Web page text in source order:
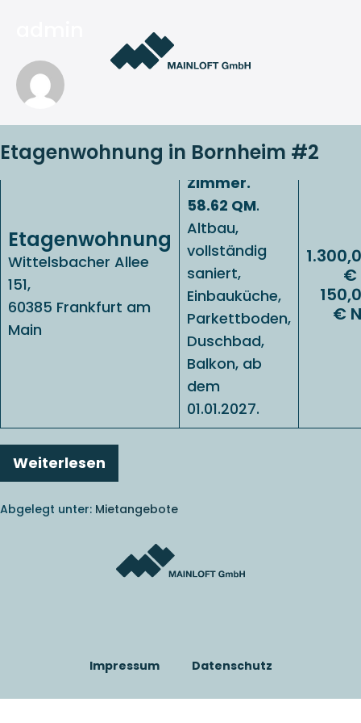
springen
Etagenwohnung in Bornheim #2
Etagenwohnung
Wittelsbacher Allee
151,
60385 Frankfurt am
Main
1. OG. 2.0
Zimmer.
58.62 QM.
Altbau,
vollständig
saniert,
Einbauküche,
Parkettboden,
Duschbad,
Balkon, ab
dem
01.01.2027.
€
€
WeiterlesenEtagenwohnung
in
#2
Abgelegt unter: Mietangebote
Impressum Datenschutz